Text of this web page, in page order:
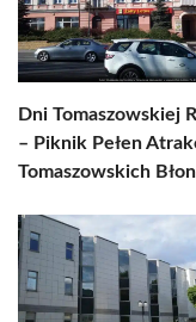
Dni Tomaszowskiej
– Piknik Pełen
Tomaszowskich